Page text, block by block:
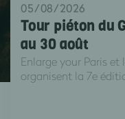
05/08/2026
Tour piéton du
au 30 août
Enlarge your Paris et
organisent la 7e